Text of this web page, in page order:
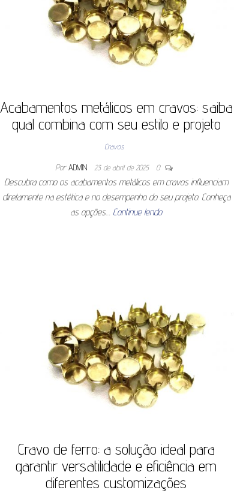
Acabamentos metálicos em cravos: saiba
qual combina com seu estilo e projeto
Cravos
Por ADMIN 23 de abril de 2025 0
Descubra como os acabamentos metálicos em cravos influenciam
diretamente na estética e no desempenho do seu projeto. Conheça
as opções… Continue lendo
Cravo de ferro: a solução ideal para
garantir versatilidade e eficiência em
diferentes customizações